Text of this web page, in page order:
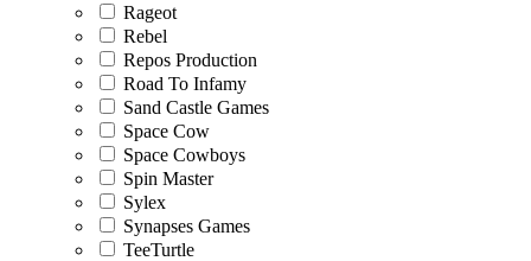
Rageot
Rebel
Repos Production
Road To Infamy
Sand Castle Games
Space Cow
Space Cowboys
Spin Master
Sylex
Synapses Games
TeeTurtle